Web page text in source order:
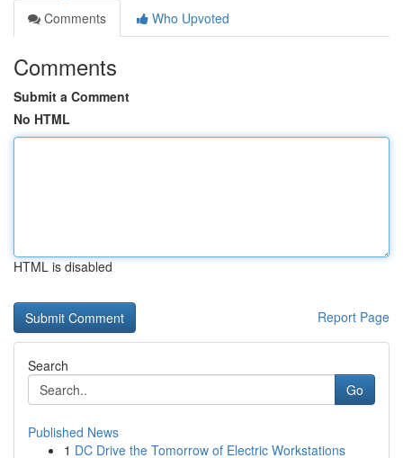
Comments
Who Upvoted
Comments
Submit a Comment
No HTML
HTML is disabled
Report Page
Search
Go
Published News
1 DC Drive the Tomorrow of Electric Workstations